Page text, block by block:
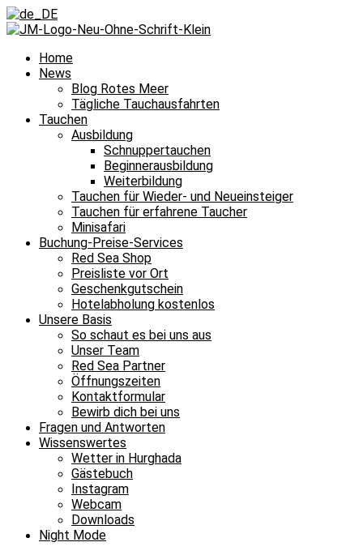
Home
News
Blog Rotes Meer
Tägliche Tauchausfahrten
Tauchen
Ausbildung
Schnuppertauchen
Beginnerausbildung
Weiterbildung
Tauchen für Wieder- und Neueinsteiger
Tauchen für erfahrene Taucher
Minisafari
Buchung-Preise-Services
Red Sea Shop
Preisliste vor Ort
Geschenkgutschein
Hotelabholung kostenlos
Unsere Basis
So schaut es bei uns aus
Unser Team
Red Sea Partner
Öffnungszeiten
Kontaktformular
Bewirb dich bei uns
Fragen und Antworten
Wissenswertes
Wetter in Hurghada
Gästebuch
Instagram
Webcam
Downloads
Night Mode